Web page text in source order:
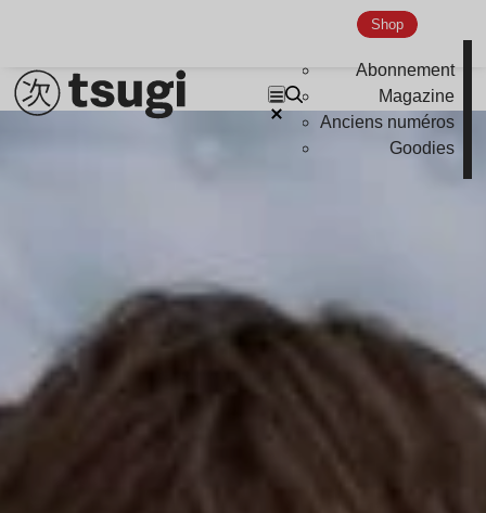
Shop
Abonnement
Magazine
Anciens numéros
Goodies
Lire l’article